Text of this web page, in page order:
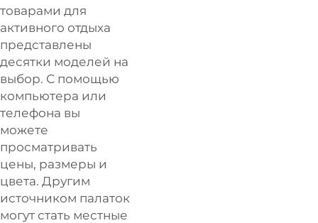
товарами для
активного отдыха
представлены
десятки моделей на
выбор. С помощью
компьютера или
телефона вы
можете
просматривать
цены, размеры и
цвета. Другим
источником палаток
могут стать местные